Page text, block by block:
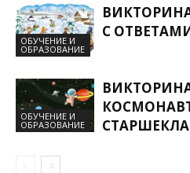
ОБУЧЕНИЕ И
ОБРАЗОВАНИЕ
С
ОБУЧЕНИЕ И
ОБРАЗОВАНИЕ